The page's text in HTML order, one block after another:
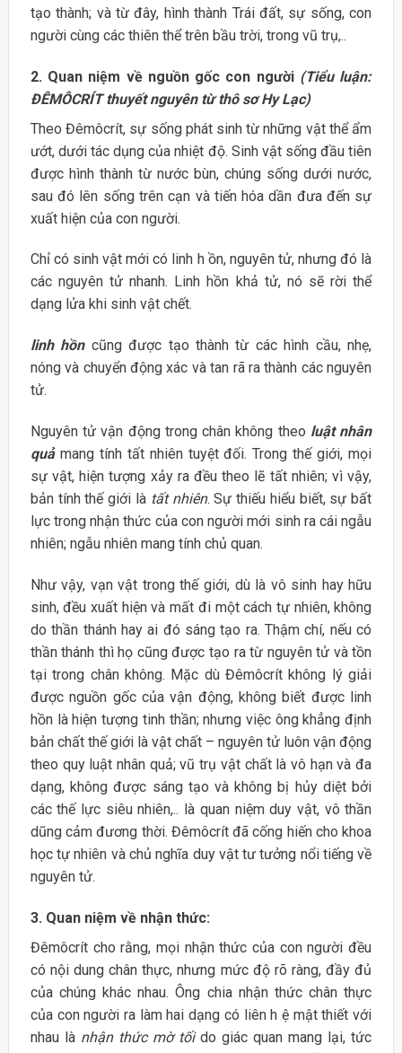
tạo thành; và từ đây, hình thành Trái đất, sự sống, con
người cùng các thiên thể trên bầu trời, trong vũ trụ,..
2. Quan niệm về nguồn gốc con người (Tiểu luận:
ĐÊMÔCRÍT thuyết nguyên từ thô sơ Hy Lạc)
Theo Đêmôcrít, sự sống phát sinh từ những vật thể ẩm
ướt, dưới tác dụng của nhiệt độ. Sinh vật sống đầu tiên
được hình thành từ nước bùn, chúng sống dưới nước,
sau đó lên sống trên cạn và tiến hóa dần đưa đến sự
xuất hiện của con người.
Chỉ có sinh vật mới có linh h ồn, nguyên tử, nhưng đó là
các nguyên tử nhanh. Linh hồn khả tử, nó sẽ rời thể
dạng lửa khi sinh vật chết.
linh hồncũng được tạo thành từ các hình cầu, nhẹ,
nóng và chuyển động xác và tan rã ra thành các nguyên
tử.
Nguyên tử vận động trong chân không theo luật nhân
quảmang tính tất nhiên tuyệt đối. Trong thế giới, mọi
sự vật, hiện tượng xảy ra đều theo lẽ tất nhiên; vì vậy,
bản tính thế giới là tất nhiên. Sự thiếu hiểu biết, sự bất
lực trong nhận thức của con người mới sinh ra cái ngẫu
nhiên; ngẫu nhiên mang tính chủ quan.
Như vậy, vạn vật trong thế giới, dù là vô sinh hay hữu
sinh, đều xuất hiện và mất đi một cách tự nhiên, không
do thần thánh hay ai đó sáng tạo ra. Thậm chí, nếu có
thần thánh thì họ cũng được tạo ra từ nguyên tử và tồn
tại trong chân không. Mặc dù Đêmôcrít không lý giải
được nguồn gốc của vận động, không biết được linh
hồn là hiện tượng tinh thần; nhưng việc ông khẳng định
bản chất thế giới là vật chất – nguyên tử luôn vận động
theo quy luật nhân quả; vũ trụ vật chất là vô hạn và đa
dạng, không được sáng tạo và không bị hủy diệt bởi
các thế lực siêu nhiên,.. là quan niệm duy vật, vô thần
dũng cảm đương thời. Đêmôcrít đã cống hiến cho khoa
học tự nhiên và chủ nghĩa duy vật tư tưởng nổi tiếng về
nguyên tử.
3. Quan niệm về nhận thức:
Đêmôcrít cho rằng, mọi nhận thức của con người đều
có nội dung chân thực, nhưng mức độ rõ ràng, đầy đủ
của chúng khác nhau. Ông chia nhận thức chân thực
của con người ra làm hai dạng có liên h ệ mật thiết với
nhau là nhận thức mờ tốido giác quan mang lại, tức